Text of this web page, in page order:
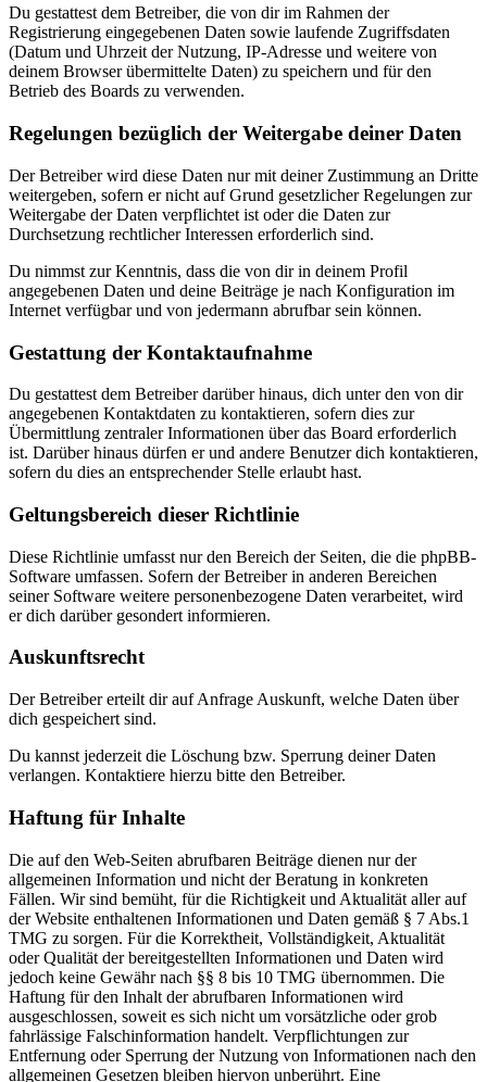
Du gestattest dem Betreiber, die von dir im Rahmen der
Registrierung eingegebenen Daten sowie laufende Zugriffsdaten
(Datum und Uhrzeit der Nutzung, IP-Adresse und weitere von
deinem Browser übermittelte Daten) zu speichern und für den
Betrieb des Boards zu verwenden.
Regelungen bezüglich der Weitergabe deiner Daten
Der Betreiber wird diese Daten nur mit deiner Zustimmung an Dritte
weitergeben, sofern er nicht auf Grund gesetzlicher Regelungen zur
Weitergabe der Daten verpflichtet ist oder die Daten zur
Durchsetzung rechtlicher Interessen erforderlich sind.
Du nimmst zur Kenntnis, dass die von dir in deinem Profil
angegebenen Daten und deine Beiträge je nach Konfiguration im
Internet verfügbar und von jedermann abrufbar sein können.
Gestattung der Kontaktaufnahme
Du gestattest dem Betreiber darüber hinaus, dich unter den von dir
angegebenen Kontaktdaten zu kontaktieren, sofern dies zur
Übermittlung zentraler Informationen über das Board erforderlich
ist. Darüber hinaus dürfen er und andere Benutzer dich kontaktieren,
sofern du dies an entsprechender Stelle erlaubt hast.
Geltungsbereich dieser Richtlinie
Diese Richtlinie umfasst nur den Bereich der Seiten, die die phpBB-
Software umfassen. Sofern der Betreiber in anderen Bereichen
seiner Software weitere personenbezogene Daten verarbeitet, wird
er dich darüber gesondert informieren.
Auskunftsrecht
Der Betreiber erteilt dir auf Anfrage Auskunft, welche Daten über
dich gespeichert sind.
Du kannst jederzeit die Löschung bzw. Sperrung deiner Daten
verlangen. Kontaktiere hierzu bitte den Betreiber.
Haftung für Inhalte
Die auf den Web-Seiten abrufbaren Beiträge dienen nur der
allgemeinen Information und nicht der Beratung in konkreten
Fällen. Wir sind bemüht, für die Richtigkeit und Aktualität aller auf
der Website enthaltenen Informationen und Daten gemäß § 7 Abs.1
TMG zu sorgen. Für die Korrektheit, Vollständigkeit, Aktualität
oder Qualität der bereitgestellten Informationen und Daten wird
jedoch keine Gewähr nach §§ 8 bis 10 TMG übernommen. Die
Haftung für den Inhalt der abrufbaren Informationen wird
ausgeschlossen, soweit es sich nicht um vorsätzliche oder grob
fahrlässige Falschinformation handelt. Verpflichtungen zur
Entfernung oder Sperrung der Nutzung von Informationen nach den
allgemeinen Gesetzen bleiben hiervon unberührt. Eine